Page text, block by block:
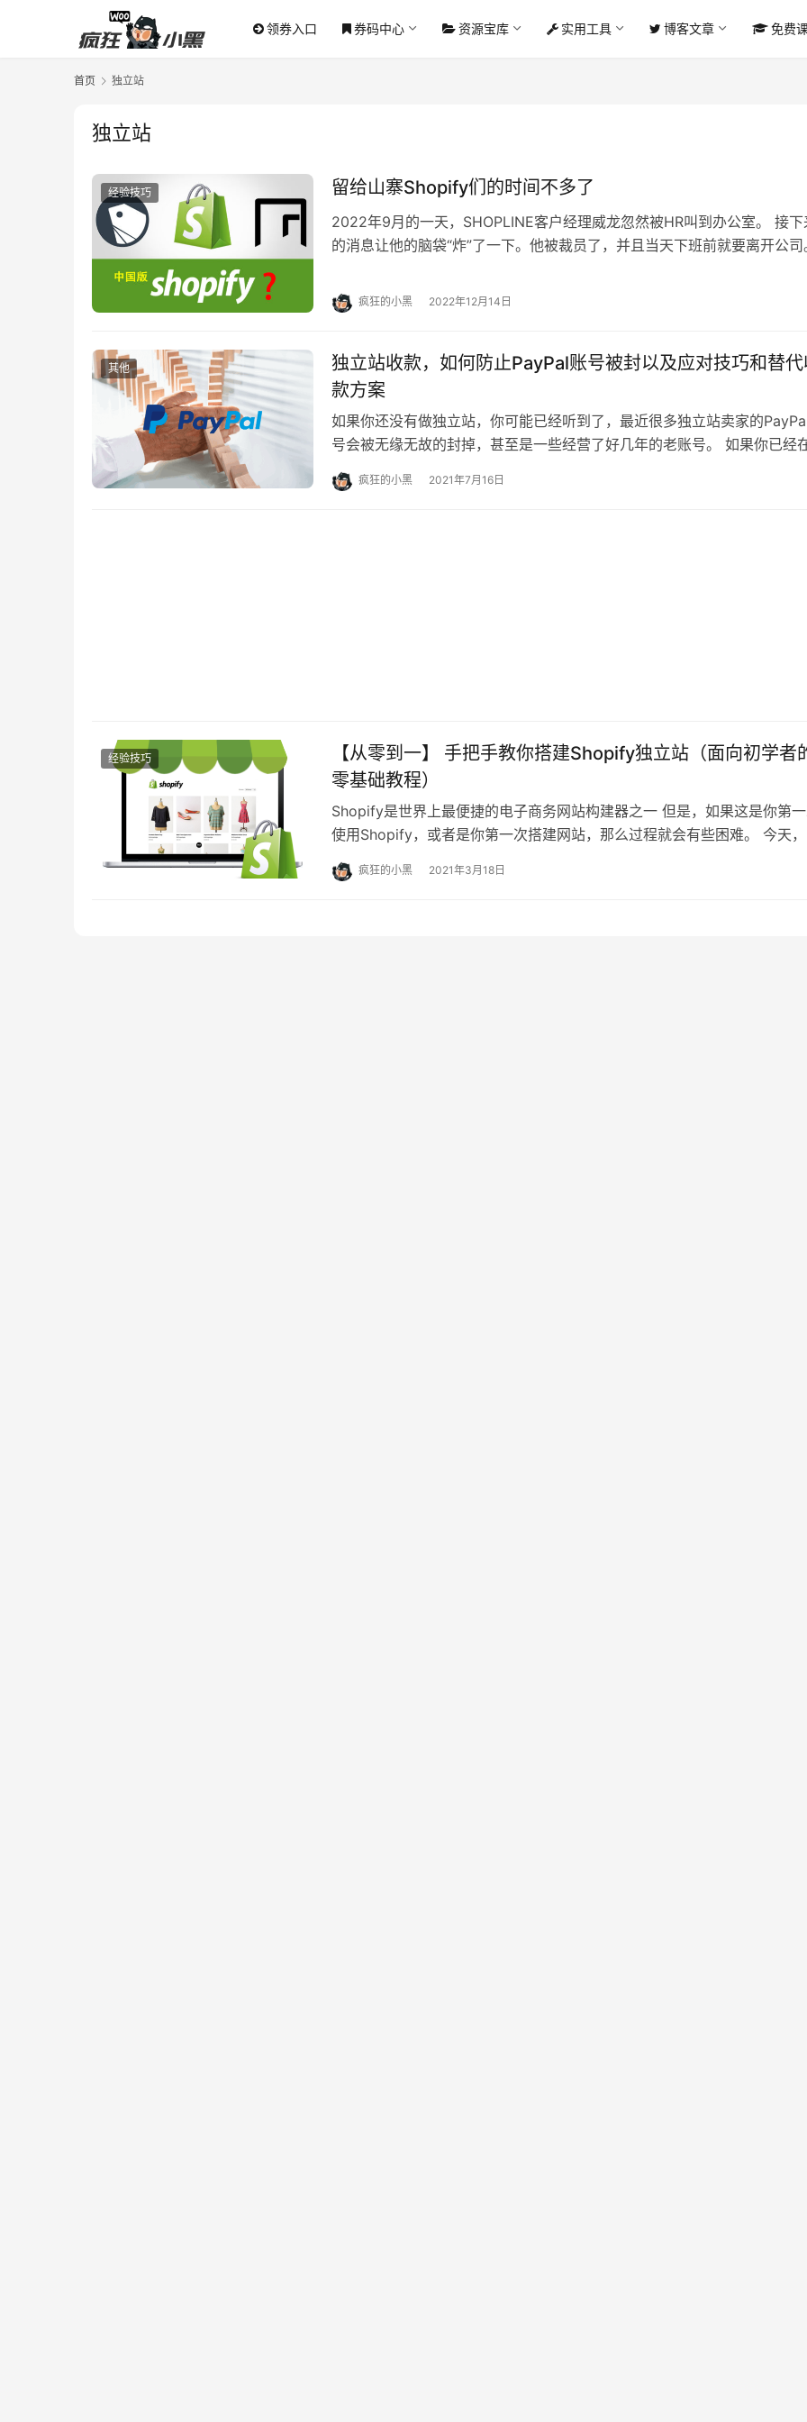
领券入口 券码中心 资源宝库 实用工具 博客文章 免费
首页 独立站
独立站
经验技巧 留给山寨Shopify们的时间不多了
2022年9月的一天，SHOPLINE客户经理威龙忽然被HR叫到办公室。 接下
的消息让他的脑袋“炸”了一下。他被裁员了，并且当天下班前就要离开公司
疯狂的小黑 2022年12月14日
其他
独立站收款，如何防止PayPal账号被封以及应对技巧和替
款方案
如果你还没有做独立站，你可能已经听到了，最近很多独立站卖家的
号会被无缘无故的封掉，甚至是一些经营了好几年的老账号。 如果你已经
疯狂的小黑 2021年7月16日
经验技巧
【从零到一】 手把手教你搭建Shopify独立站（面向初学者
零基础教程）
Shopify是世界上最便捷的电子商务网站构建器之一 但是，如果这是你第
使用Shopify，或者是你第一次搭建网站，那么过程就会有些困难。 今天，
疯狂的小黑 2021年3月18日